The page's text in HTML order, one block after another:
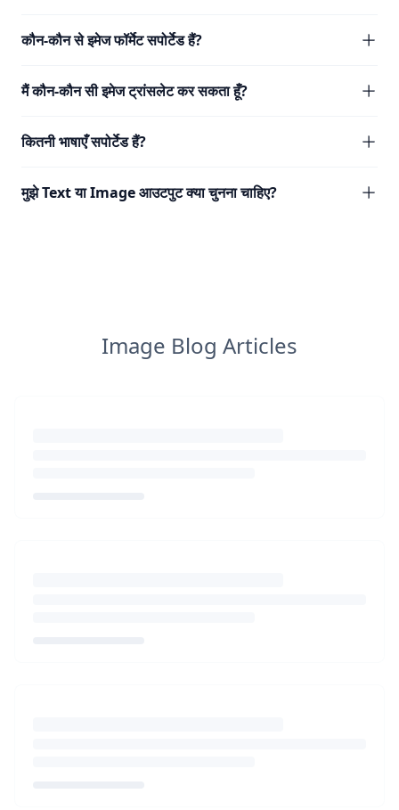
कौन-कौन से इमेज फॉर्मेट सपोर्टेड हैं?
मैं कौन-कौन सी इमेज ट्रांसलेट कर सकता हूँ?
कितनी भाषाएँ सपोर्टेड हैं?
मुझे Text या Image आउटपुट क्या चुनना चाहिए?
Image Blog Articles